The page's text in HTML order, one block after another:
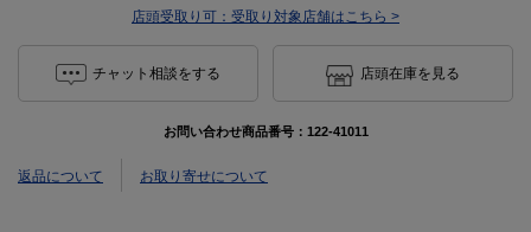
店頭受取り可： 受取り対象店舗はこちら >
チャット相談をする 店頭在庫を見る
お問い合わせ商品番号： 122-41011
返品について お取り寄せについて